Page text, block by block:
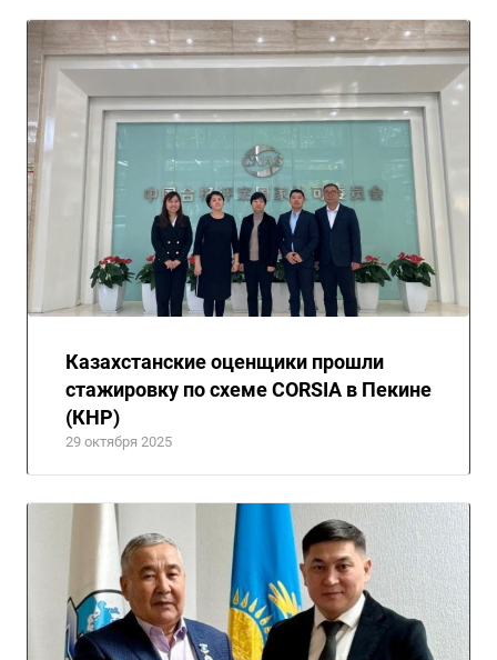
Казахстанские оценщики прошли
стажировку по схеме CORSIA в Пекине
(КНР)
29 октября 2025